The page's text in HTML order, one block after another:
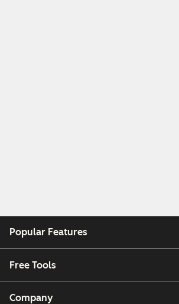
Popular Features
Free Tools
Company